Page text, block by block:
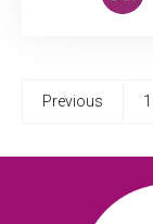
Previous 1